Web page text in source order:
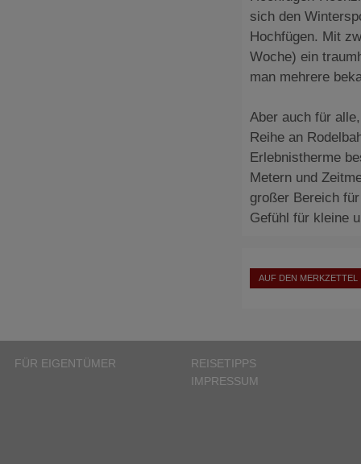
sich den
Hochfügen. Mit
Woche) ein
man mehrere
Aber auch für
Reihe an
Erlebnistherme
Metern und
großer Bereich
Gefühl für kleine
AUF DEN MERKZETTEL
FÜR EIGENTÜMER
REISETIPPS
IMPRESSUM